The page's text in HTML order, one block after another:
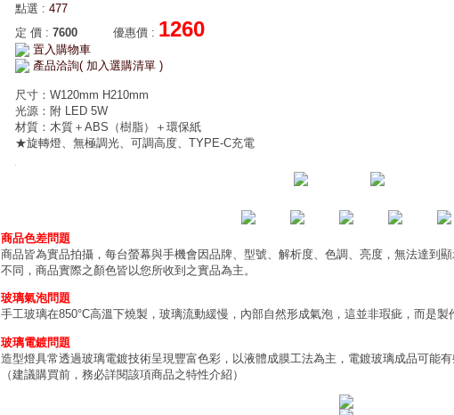
點選 : 477
定 價 : 7600 優惠價 : 1260
置入購物車
產品洽詢( 加入選購清單 )
尺寸：W120mm H210mm
光源：附 LED 5W
材質：木質＋ABS（樹脂）＋環保紙
★旋轉燈、無極調光、可調高度、TYPE-C充電
商品色差問題
商品皆為實品拍攝，每台螢幕與手機會因品牌、型號、解析度、色調、亮度，無法達到
不同，商品實際之顏色皆以您所收到之實品為主。
玻璃氣泡問題
手工玻璃在850°C高溫下燒製，玻璃流動緩慢，內部自然形成氣泡，這並非瑕疵，而是製
玻璃電鍍問題
造型燈具常透過玻璃電鍍技術呈現豐富色彩，以液體成膜工法為主，電鍍玻璃成品可能
（建議購買前，務必詳閱該項商品之特性介紹）